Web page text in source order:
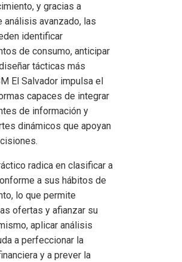
y gracias a
análisis avanzado, las
identificar
de consumo, anticipar
tácticas más
El Salvador impulsa el
capaces de integrar
de información y
dinámicos que apoyan
radica en clasificar a
a sus hábitos de
lo que permite
ofertas y afianzar su
aplicar análisis
a perfeccionar la
y a prever la